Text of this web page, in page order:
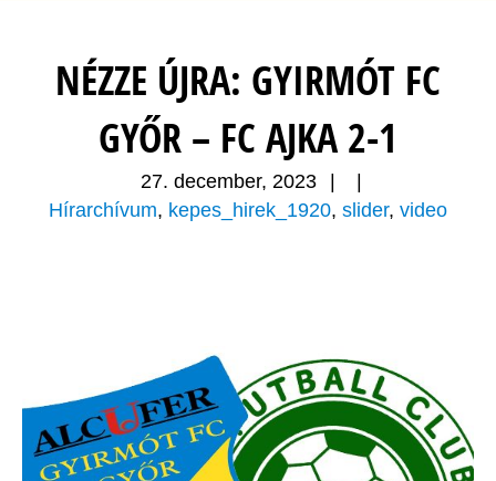
NÉZZE ÚJRA: GYIRMÓT FC
GYŐR – FC AJKA 2-1
27. december, 2023
Hírarchívum, kepes_hirek_1920, slider, video